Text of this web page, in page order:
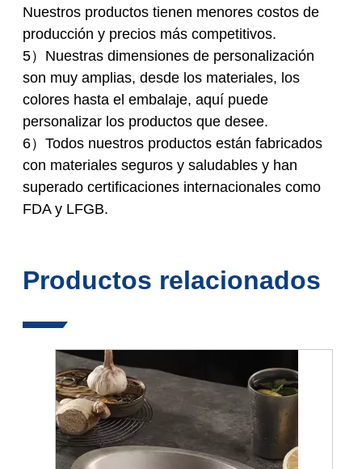
Nuestros productos tienen menores costos de
producción y precios más competitivos.
5）Nuestras dimensiones de personalización
son muy amplias, desde los materiales, los
colores hasta el embalaje, aquí puede
personalizar los productos que desee.
6）Todos nuestros productos están fabricados
con materiales seguros y saludables y han
superado certificaciones internacionales como
FDA y LFGB.
Productos relacionados